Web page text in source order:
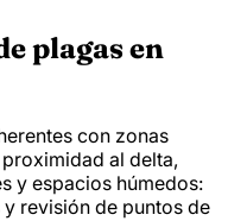
plagas en
con zonas
al delta,
y espacios húmedos:
revisión de puntos de